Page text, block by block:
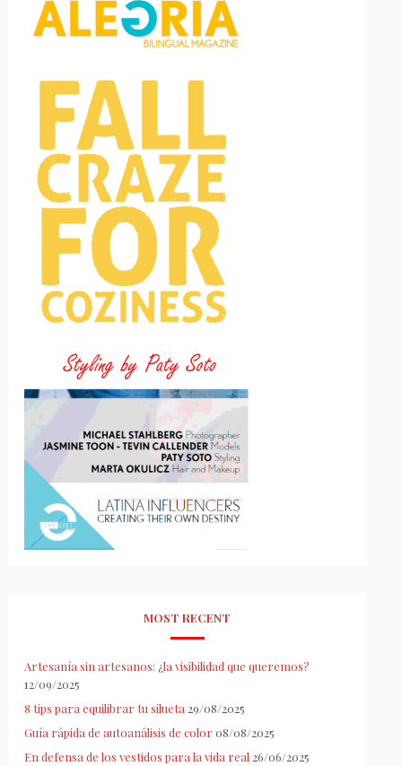
MOST RECENT
Artesanía sin artesanos: ¿la visibilidad que queremos?
12/09/2025
8 tips para equilibrar tu silueta 29/08/2025
Guía rápida de autoanálisis de color 08/08/2025
En defensa de los vestidos para la vida real 26/06/2025